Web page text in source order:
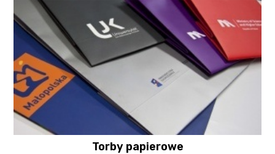
Torby papierowe